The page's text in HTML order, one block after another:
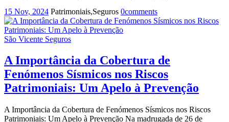
15 Nov, 2024 Patrimoniais,Seguros 0comments
São Vicente Seguros
A Importância da Cobertura de
Fenómenos Sísmicos nos Riscos
Patrimoniais: Um Apelo à Prevenção
A Importância da Cobertura de Fenómenos Sísmicos nos Riscos
Patrimoniais: Um Apelo à Prevenção Na madrugada de 26 de